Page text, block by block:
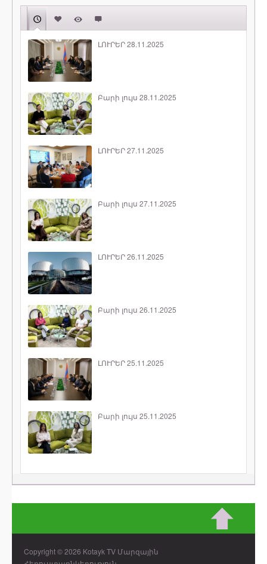
ԼՈՒՐԵՐ 28.11.2025
Բարի լույս 28.11.2025
ԼՈՒՐԵՐ 27.11.2025
Բարի լույս 27.11.2025
ԼՈՒՐԵՐ 26.11.2025
Բարի լույս 26.11.2025
ԼՈՒՐԵՐ 25.11.2025
Բարի լույս 25.11.2025
Copyright © 2026 Kotayk TV Մարզային